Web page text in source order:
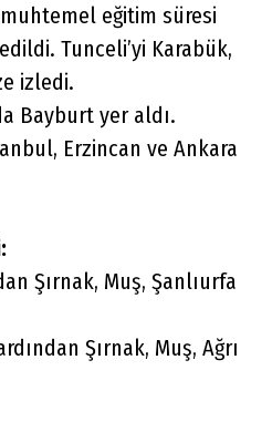
eğitim süresi
Tunceli’yi Karabük,
izledi.
Bayburt yer aldı.
Erzincan ve Ankara
Şırnak, Muş, Şanlıurfa
Şırnak, Muş, Ağrı